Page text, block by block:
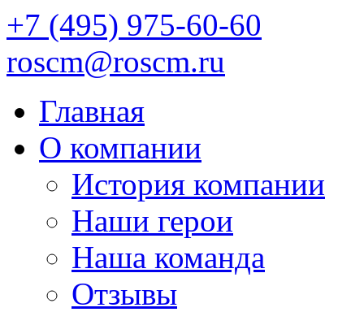
+7 (495) 975-60-60
roscm@roscm.ru
Главная
О компании
История компании
Наши герои
Наша команда
Отзывы